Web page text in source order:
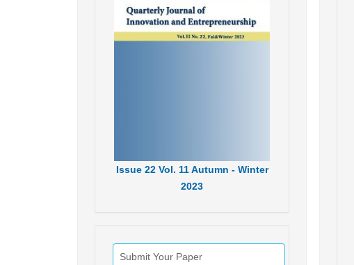
Issue22 Vol. 11Autumn - Winter
2023
Submit Your Paper